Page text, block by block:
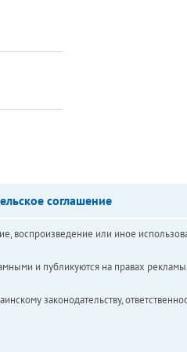
соглашение
воспроизведение или иное
и публикуются на правах рекламы.
законодательству,